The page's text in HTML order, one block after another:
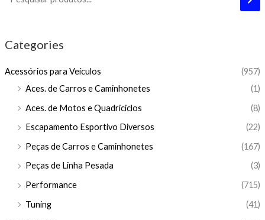
Categories
Acessórios para Veículos
(957)
Aces. de Carros e Caminhonetes
(1)
Aces. de Motos e Quadriciclos
(8)
Escapamento Esportivo Diversos
(22)
Peças de Carros e Caminhonetes
(167)
Peças de Linha Pesada
(3)
Performance
(715)
Tuning
(41)